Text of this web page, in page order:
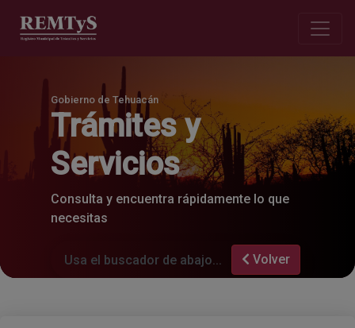
Gobierno de Tehuacán
Trámites y
Servicios
Consulta y encuentra rápidamente lo que
necesitas
Volver